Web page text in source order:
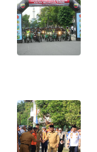
WN
BANTEN
WN
WN
KEPRI